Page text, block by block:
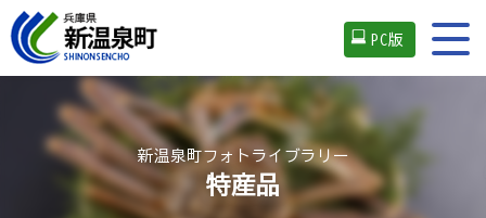
PC版
新温泉町フォトライブラリー
特産品